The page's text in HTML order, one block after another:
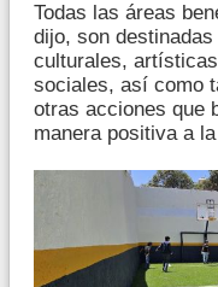
Todas las áreas
dijo, son
culturales,
sociales, así como
otras acciones que
manera positiva a